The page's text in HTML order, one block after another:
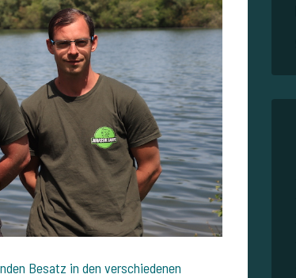
Besatz in den verschiedenen